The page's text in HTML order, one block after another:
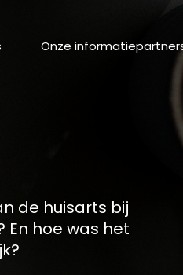
Onze
de huisarts bij
En hoe was het